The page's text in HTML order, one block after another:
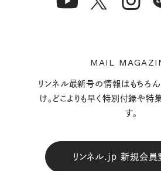
MAIL
リンネル最新号の情報はもちろ
け。どこよりも早く特別付録や特
す。
リンネル.jp 新規会員